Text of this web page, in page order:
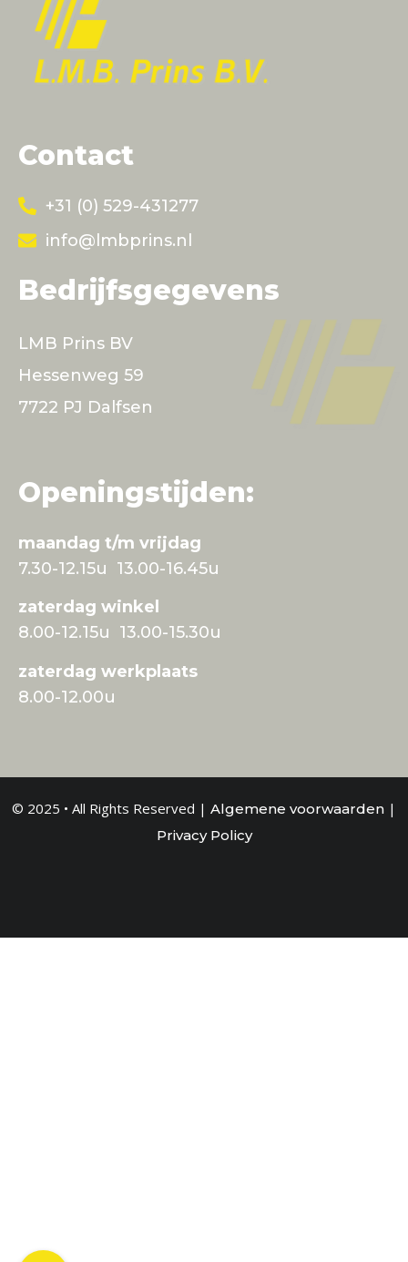
Contact
+31 (0) 529-431277
info@lmbprins.nl
Bedrijfsgegevens
LMB Prins BV
Hessenweg 59
7722 PJ Dalfsen
Openingstijden:
maandag t/m vrijdag
7.30-12.15u 13.00-16.45u
zaterdag winkel
8.00-12.15u 13.00-15.30u
zaterdag werkplaats
8.00-12.00u
© 2025 • All Rights Reserved | Algemene voorwaarden |
Privacy Policy